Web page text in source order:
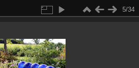
5/34